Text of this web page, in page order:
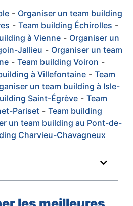
- Organiser un team building
- Team building Échirolles -
à Vienne- Organiser un
Jallieu - Organiser un team
- Team building Voiron -
à Villefontaine - Team
un team building à Isle-
Saint-Égrève - Team
Pariset- Team building
un team building au Pont-de-
Charvieu-Chavagneux